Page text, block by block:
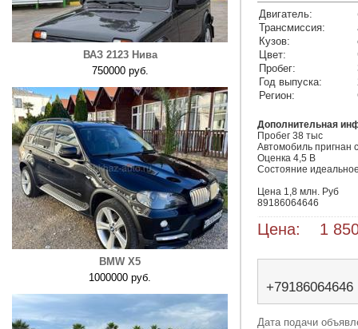
ВАЗ 2123 Нива
750000 руб.
BMW X5
1000000 руб.
Двигатель:
Трансмиссия:
Кузов:
Цвет:
Пробег:
Год выпуска:
Регион:
Дополнительная
Пробег 38 тыс
Автомобиль пригнан
Оценка 4,5 B
Состояние
Цена 1,8 млн. Руб
89186064646
Цена: 1 850
+79186064646
Дата подачи